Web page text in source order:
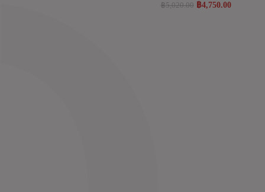
฿5,020.00 ฿4,750.00